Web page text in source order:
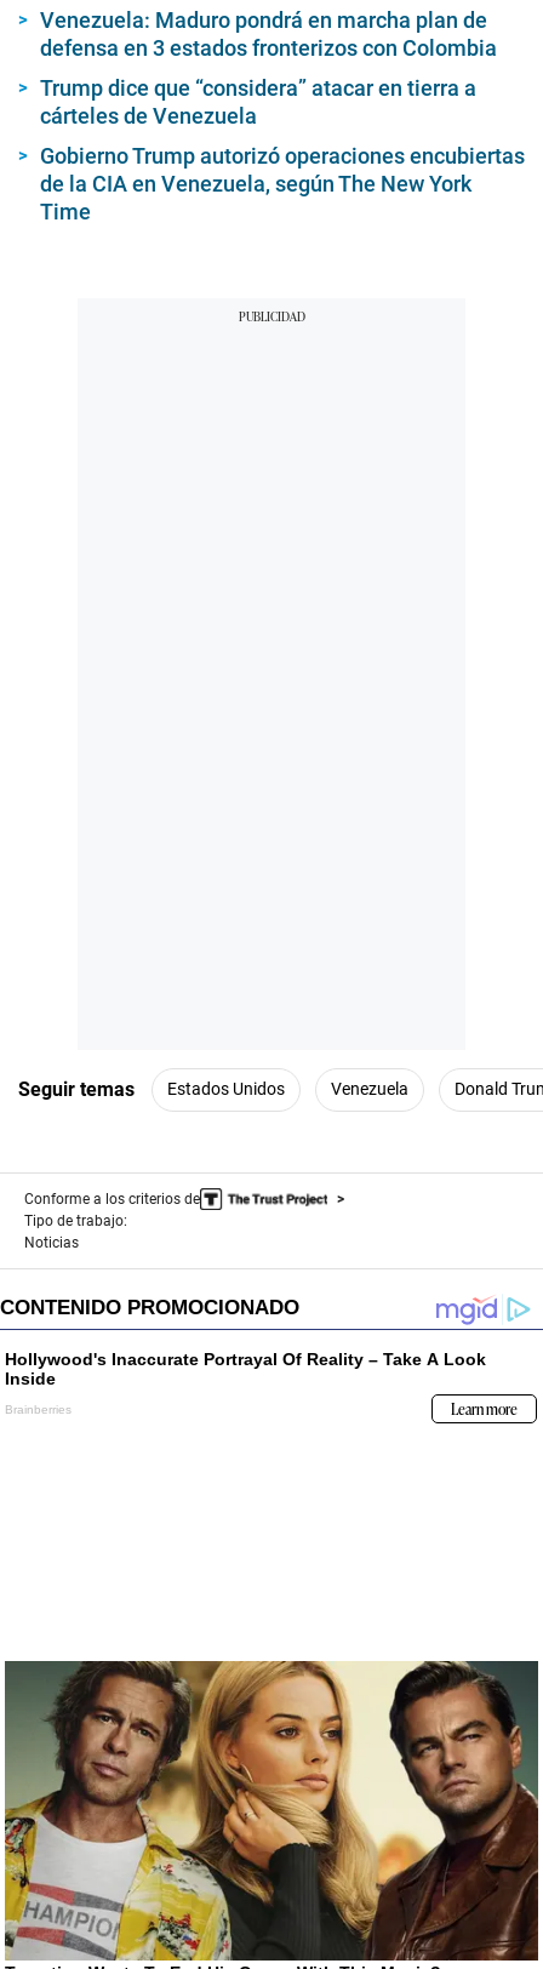
Venezuela: Maduro pondrá en marcha plan de
defensa en 3 estados fronterizos con Colombia
Trump dice que “considera” atacar en tierra a
cárteles de Venezuela
Gobierno Trump autorizó operaciones encubiertas
de la CIA en Venezuela, según The New York
Time
Seguir temas Estados Unidos Venezuela Donald
Conforme a los criterios de
Tipo de trabajo:
Noticias